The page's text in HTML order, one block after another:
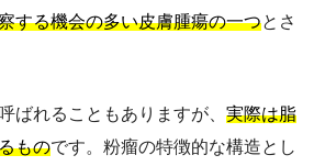
する機会の多い皮膚腫瘍の一つとさ
ばれることもありますが、 実際は脂
ものです。粉瘤の特徴的な構造とし